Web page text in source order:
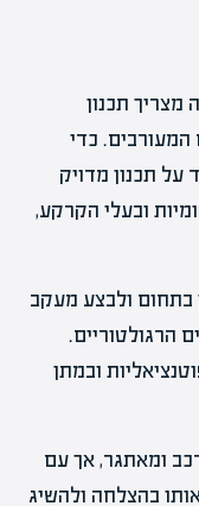
תכנון
כדי
תכנון מדויק
ובעלי הקרקע,
בתחום ולבצע מעקב
הרגולטוריים.
ובמתן
ומאתגר, אך עם
בהצלחה ולהשיג